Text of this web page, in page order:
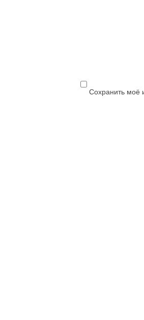
Сохранить моё